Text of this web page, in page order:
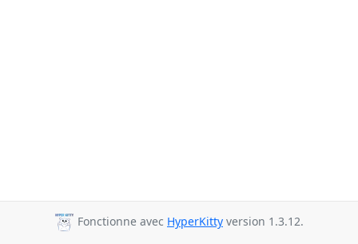
Fonctionne avec HyperKitty version 1.3.12.